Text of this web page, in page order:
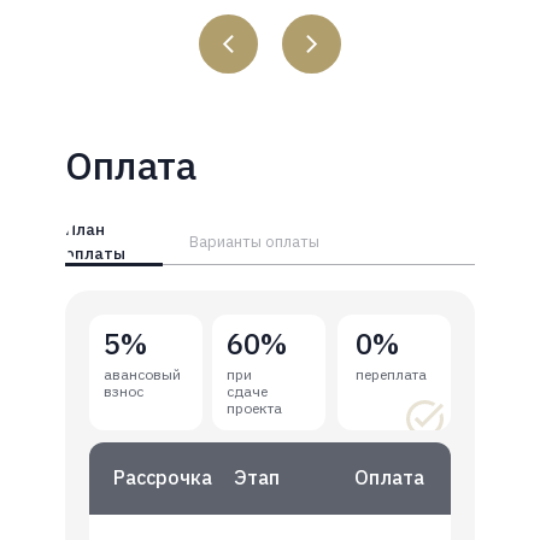
Оплата
План
оплаты
Варианты оплаты
авансовый
взнос
Рассрочка Этап Оплата
5%
при
сдаче
проекта
60%
переплата
0%